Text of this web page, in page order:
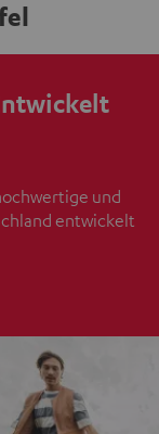
und
entwickelt